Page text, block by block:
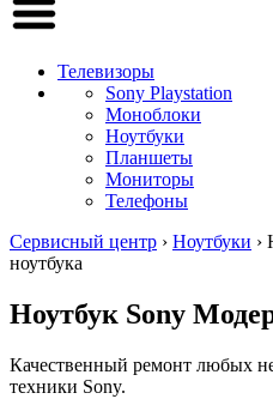
Телевизоры
Sony Playstation
Моноблоки
Ноутбуки
Планшеты
Мониторы
Телефоны
Сервисный центр › Ноутбуки ›
ноутбука
Ноутбук Sony
Качественный ремонт любых
техники Sony.